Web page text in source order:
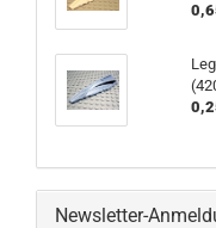
Newsletter-